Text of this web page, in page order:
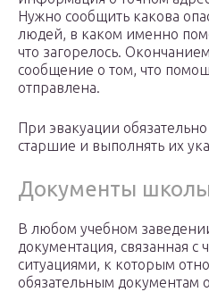
Нужно сообщить какова
людей, в каком именно
что загорелось.
сообщение о том, что
отправлена.
При эвакуации
старшие и выполнять их
Документы
В любом учебном
документация, связанная
ситуациями, к которым
обязательным документам